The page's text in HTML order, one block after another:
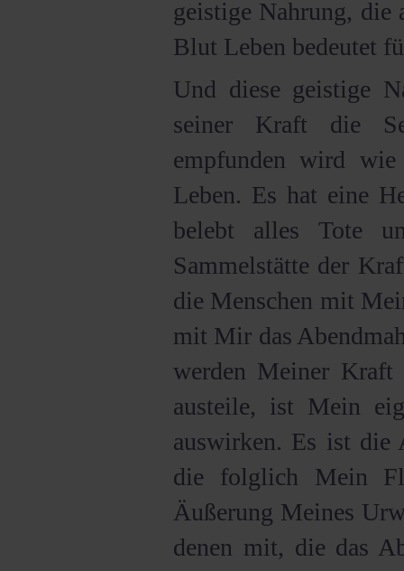
geistige Nahrung, die
Blut Leben bedeutet
Und diese geistige
seiner Kraft die
empfunden wird
Leben. Es hat eine
belebt alles Tote
Sammelstätte der
die Menschen mit
mit Mir das
werden Meiner
austeile, ist Mein
auswirken. Es ist die
die folglich Mein
Äußerung Meines
denen mit, die das